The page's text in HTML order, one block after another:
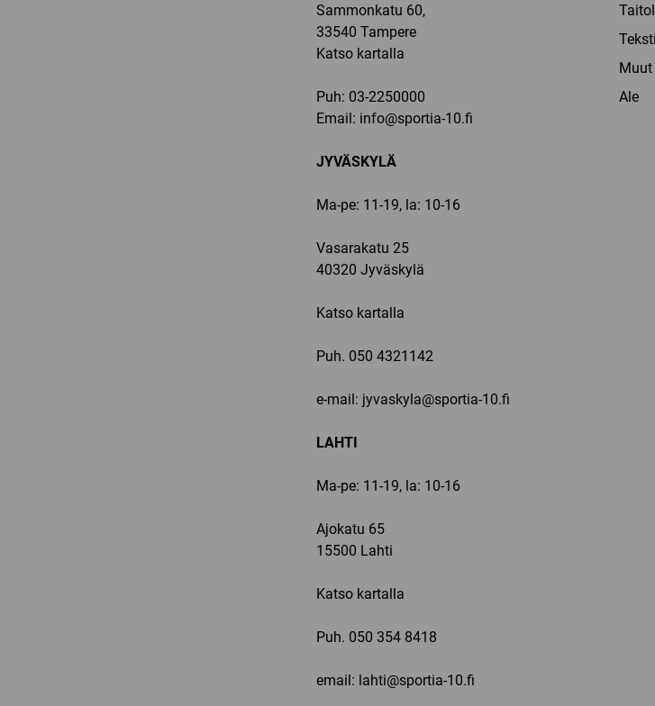
Sammonkatu 60,
33540 Tampere
Katso kartalla
Puh: 03-2250000
Email: info@sportia-10.fi
JYVÄSKYLÄ
Ma-pe: 11-19, la: 10-16
Vasarakatu 25
40320 Jyväskylä
Katso kartalla
Puh. 050 4321142
e-mail: jyvaskyla@sportia-10.fi
LAHTI
Ma-pe: 11-19, la: 10-16
Ajokatu 65
15500 Lahti
Katso kartalla
Puh. 050 354 8418
email: lahti@sportia-10.fi
Ale